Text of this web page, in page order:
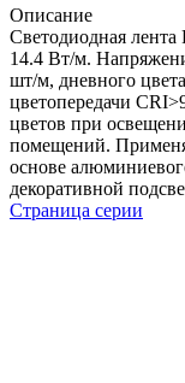
Описание
Светодиодная
14.4 Вт/м.
шт/м, дневного
цветопередачи
цветов при
помещений.
основе
декоративной
Страница серии